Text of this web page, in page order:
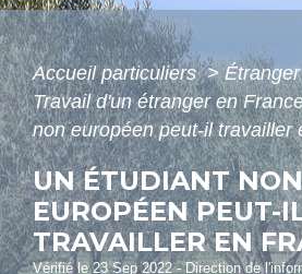
Accueil particuliers>
Travail d'un étranger en
non européen peut-il travailler
UN ÉTUDIANT NON
EUROPÉEN PEUT-
TRAVAILLER EN
Vérifié le 23 Sep 2022 - Direction de